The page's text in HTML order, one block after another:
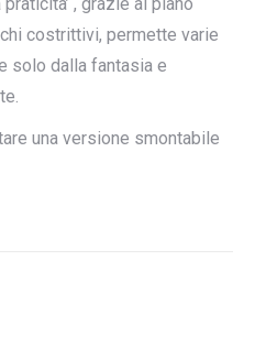
costrittivi, permette varie
solo dalla fantasia e
una versione smontabile